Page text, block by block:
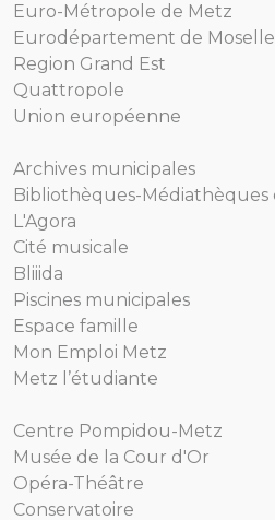
Euro-Métropole de Metz
Eurodépartement de Moselle
Region Grand Est
Quattropole
Union européenne
Archives municipales
Bibliothèques-Médiathèques
L'Agora
Cité musicale
Bliiida
Piscines municipales
Espace famille
Mon Emploi Metz
Metz l’étudiante
Centre Pompidou-Metz
Musée de la Cour d'Or
Opéra-Théâtre
Conservatoire